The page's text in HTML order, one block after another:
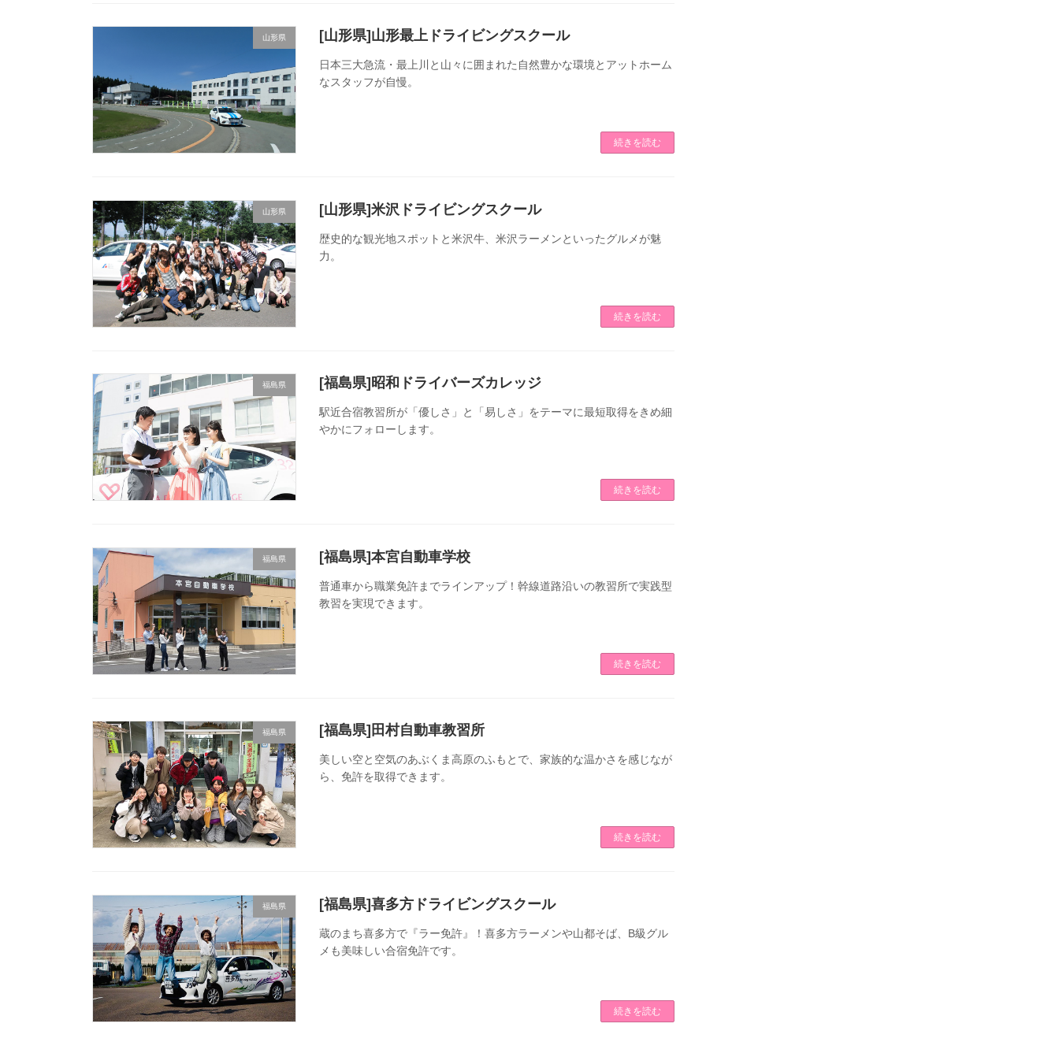
山形県 [山形県]山形最上ドライビングスクール
日本三大急流・最上川と山々に囲まれた自然豊かな環境とアットホーム
なスタッフが自慢。
続きを読む
山形県 [山形県]米沢ドライビングスクール
歴史的な観光地スポットと米沢牛、米沢ラーメンといったグルメが魅
力。
続きを読む
福島県 [福島県]昭和ドライバーズカレッジ
駅近合宿教習所が「優しさ」と「易しさ」をテーマに最短取得をきめ細
やかにフォローします。
続きを読む
福島県 [福島県]本宮自動車学校
普通車から職業免許までラインアップ！幹線道路沿いの教習所で実践型
教習を実現できます。
続きを読む
福島県 [福島県]田村自動車教習所
美しい空と空気のあぶくま高原のふもとで、家族的な温かさを感じなが
ら、免許を取得できます。
続きを読む
福島県 [福島県]喜多方ドライビングスクール
蔵のまち喜多方で『ラー免許』！喜多方ラーメンや山都そば、B級グル
メも美味しい合宿免許です。
続きを読む